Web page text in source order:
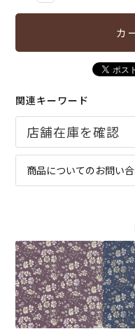
カ
関連キーワード
商品についてのお問い